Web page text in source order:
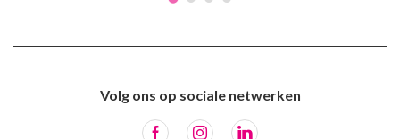
Volg ons op sociale netwerken